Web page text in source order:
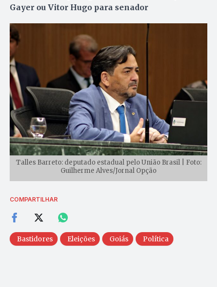
Gayer ou Vitor Hugo para senador
Talles Barreto: deputado estadual pelo União Brasil | Foto:
Guilherme Alves/Jornal Opção
COMPARTILHAR
Bastidores Eleições Goiás Política